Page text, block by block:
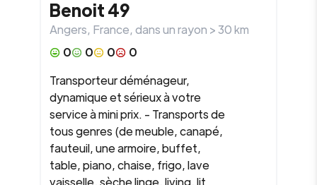
Benoit 49
Angers, France, dans un rayon >30km
0
0 0
0
Transporteur déménageur,
dynamique et sérieux à votre
service à mini prix. - Transports de
tous genres (de meuble, canapé,
fauteuil, une armoire, buffet,
table, piano, chaise, frigo, lave
vaisselle, sèche linge, living, lit